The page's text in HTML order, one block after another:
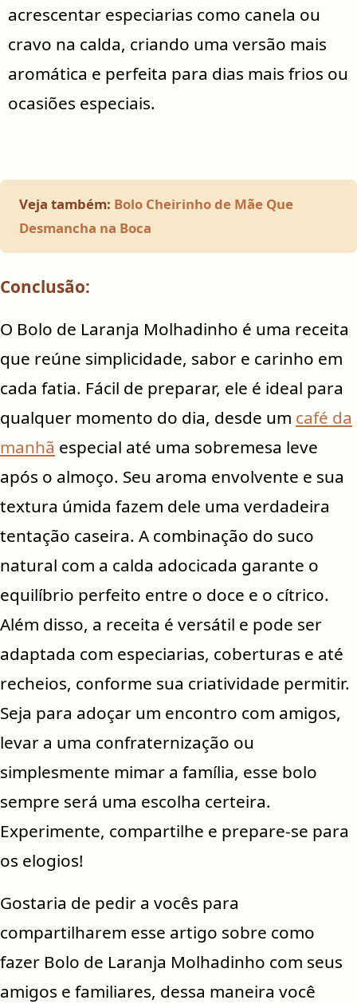
acrescentar especiarias como canela ou
cravo na calda, criando uma versão mais
aromática e perfeita para dias mais frios ou
ocasiões especiais.
Veja também: Bolo Cheirinho de Mãe Que
Desmancha na Boca
Conclusão:
O Bolo de Laranja Molhadinho é uma receita
que reúne simplicidade, sabor e carinho em
cada fatia. Fácil de preparar, ele é ideal para
qualquer momento do dia, desde um café da
manhã especial até uma sobremesa leve
após o almoço. Seu aroma envolvente e sua
textura úmida fazem dele uma verdadeira
tentação caseira. A combinação do suco
natural com a calda adocicada garante o
equilíbrio perfeito entre o doce e o cítrico.
Além disso, a receita é versátil e pode ser
adaptada com especiarias, coberturas e até
recheios, conforme sua criatividade permitir.
Seja para adoçar um encontro com amigos,
levar a uma confraternização ou
simplesmente mimar a família, esse bolo
sempre será uma escolha certeira.
Experimente, compartilhe e prepare-se para
os elogios!
Gostaria de pedir a vocês para
compartilharem esse artigo sobre como
fazer Bolo de Laranja Molhadinho com seus
amigos e familiares, dessa maneira você